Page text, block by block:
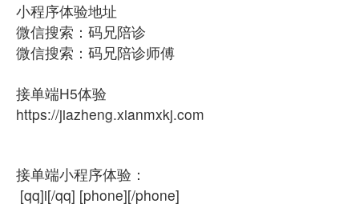
小程序体验地址
微信搜索：码兄陪诊
微信搜索：码兄陪诊师傅
接单端H5体验
https://jiazheng.xianmxkj.com
接单端小程序体验：
[qq]i[/qq] [phone][/phone]